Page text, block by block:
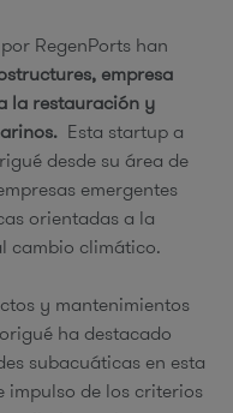
RegenPorts han
empresa
la restauración y
Esta startup a
desde su área de
emergentes
orientadas a la
cambio climático.
y mantenimientos
ha destacado
subacuáticas en esta
impulso de los criterios